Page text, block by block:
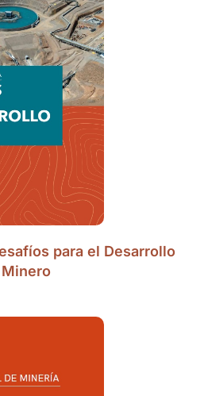
para el Desarrollo
Minero